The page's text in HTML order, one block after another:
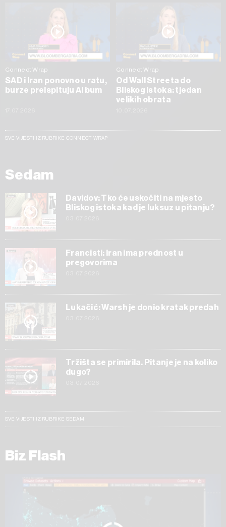
Connect Wrap
SAD i Iran ponovno u ratu,
burze preispituju AI bum
Connect Wrap
Od Wall Streeta do
Bliskog istoka: tjedan
velikih obrata
SVE VIJESTI IZ RUBRIKE CONNECT WRAP
Sedam
Davidov: Tko će uskočiti na mjesto
Bliskog istoka kad je luksuz u pitanju?
Francisti: Iran ima prednost u
pregovorima
Lukačić: Warsh je donio kratak predah
Tržišta se primirila. Pitanje je na koliko
dugo?
SVE VIJESTI IZ RUBRIKE SEDAM
Biz Flash